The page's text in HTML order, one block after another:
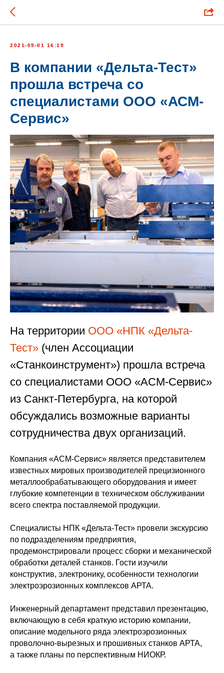
2021-09-01 16:19
В компании «Дельта-Тест»
прошла встреча со
специалистами ООО «АСМ-
Сервис»
На территории ООО «НПК «Дельта-
Тест» (член Ассоциации
«Станкоинструмент») прошла встреча
со специалистами ООО «АСМ-Сервис»
из Санкт-Петербурга, на которой
обсуждались возможные варианты
сотрудничества двух организаций.
Компания «АСМ-Сервис» является представителем
известных мировых производителей прецизионного
металлообрабатывающего оборудования и имеет
глубокие компетенции в техническом обслуживании
всего спектра поставляемой продукции.
Специалисты НПК «Дельта-Тест» провели экскурсию
по подразделениям предприятия,
продемонстрировали процесс сборки и механической
обработки деталей станков. Гости изучили
конструктив, электронику, особенности технологии
электроэрозионных комплексов АРТА.
Инженерный департамент представил презентацию,
включающую в себя краткую историю компании,
описание модельного ряда электроэрозионных
проволочно-вырезных и прошивных станков АРТА,
а также планы по перспективным НИОКР.